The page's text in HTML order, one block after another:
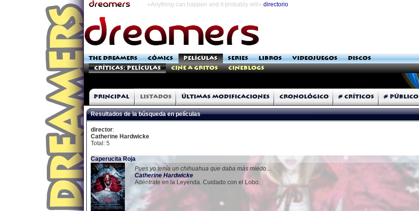
«Anything can happen and it probably will» directorio
THE DREAMERS CÓMICS PELÍCULAS SERIES LIBROS VIDEOJUEGOS
DISCOS
Críticas: Películas
Cine a Gritos Cineblogs
Principal Listados Últimas modificaciones Cronológico # Críticos # Público
Resultados de la búsqueda en películas
director:
Catherine Hardwicke
Total: 5
Caperucita Roja
Pues yo tenía un chihuahua que daba más miedo...
Catherine Hardwicke
Adéntrate en la Leyenda. Cuidado con el Lobo.